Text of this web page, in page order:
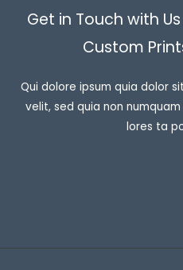
Get in Touch with
Custom
Qui dolore ipsum quia dolor
velit, sed quia non
lores ta